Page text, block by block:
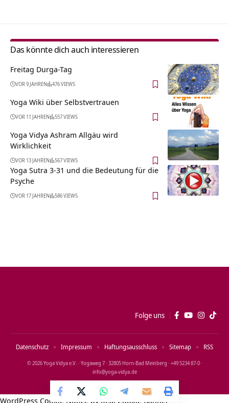
Das könnte dich auch interessieren
Freitag Durga-Tag
VOR 9 JAHREN 476 VIEWS
Yoga Wiki über Selbstvertrauen
VOR 11 JAHREN 557 VIEWS
Yoga Vidya Ashram Allgäu wird
Wirklichkeit
VOR 13 JAHREN 567 VIEWS
Yoga Sutra 3-31 und die Bedeutung für die
Psyche
VOR 17 JAHREN 586 VIEWS
Folge uns
© 2026 Yoga Vidya e.V. · Yogaweg 7 · 32805 Horn‑Bad Meinberg · +49 5234 87‑0 ·
info@yoga‑vidya.de
Datenschutz Impressum Haftungsausschluss Sitemap RSS
WordPress Cookie Notice by Real Cookie Banner